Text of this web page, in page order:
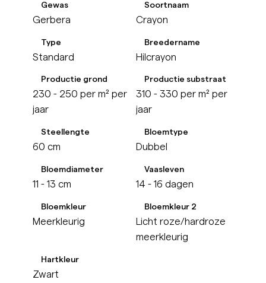
Gewas
Gerbera
Soortnaam
Crayon
Type
Standard
Breedername
Hilcrayon
Productie grond
230 - 250 per m² per
jaar
Productie substraat
310 - 330 per m² per
jaar
Steellengte
60 cm
Bloemtype
Dubbel
Bloemdiameter
11 - 13 cm
Vaasleven
14 - 16 dagen
Bloemkleur
Meerkleurig
Bloemkleur 2
Licht roze/hardroze
meerkleurig
Hartkleur
Zwart